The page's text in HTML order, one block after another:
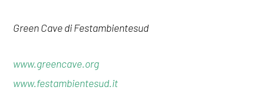
Green Cave di Festambientesud
www.greencave.org
www.festambientesud.it